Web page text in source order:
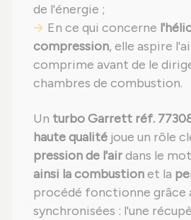
de l'énergie ;
En ce qui concerne
compression, elle aspire
comprime avant de le
chambres de combustion.
Un turbo Garrett réf.
haute qualité joue un rôle
pression de l'airdans le
ainsi la combustionet la
procédé fonctionne grâce
synchronisées : l'une